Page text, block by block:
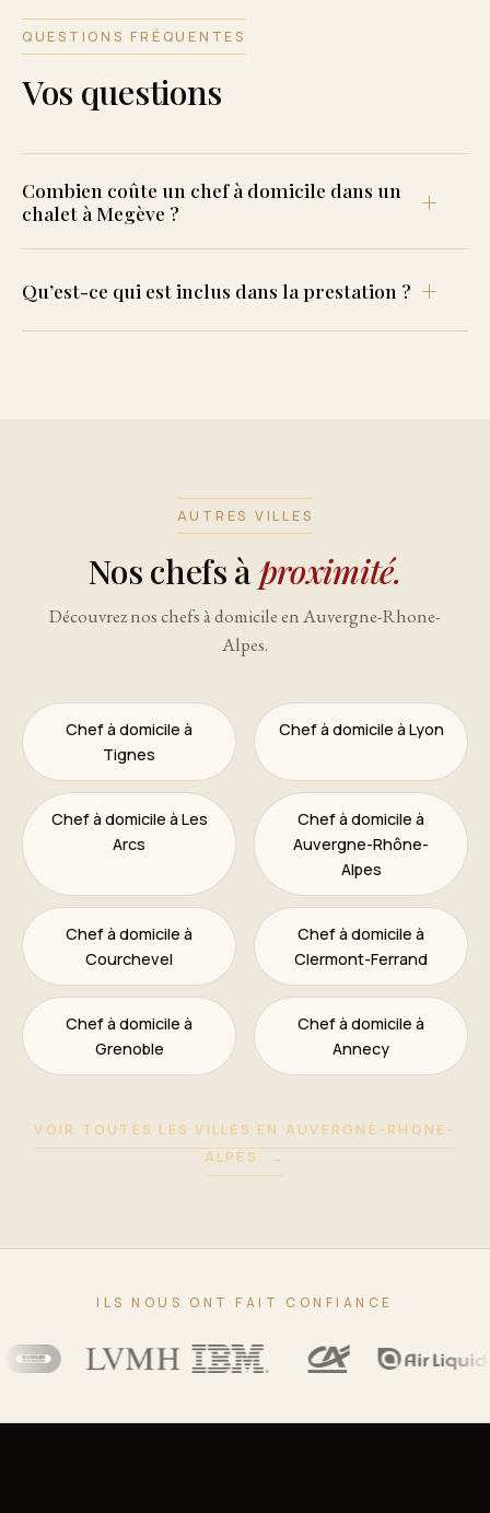
QUESTIONS FRÉQUENTES
Vos questions
Combien coûte un chef à domicile dans un
chalet à Megève ?
Qu’est-ce qui est inclus dans la prestation ?
AUTRES VILLES
Nos chefs àproximité.
Découvrez nos chefs à domicile en Auvergne-Rhone-
Alpes.
Chef à domicile à
Tignes
Chef à domicile à Lyon
Chef à domicile à Les
Arcs
Chef à domicile à
Auvergne-Rhône-
Alpes
Chef à domicile à
Courchevel
Chef à domicile à
Clermont-Ferrand
Chef à domicile à
Grenoble
Chef à domicile à
Annecy
VOIR TOUTES LES VILLES EN AUVERGNE-RHONE-
ALPES
→
ILS NOUS ONT FAIT CONFIANCE